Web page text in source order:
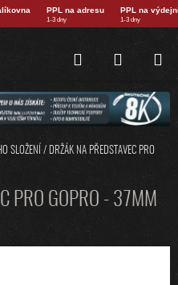
PPL na adresu PPL na
1-3 dny 1-3 dny
HLEDAT NÁKUPNÍ
KOŠÍK
SLOŽENÍ / DRŽÁK NA PŘEDSTAVEC PRO
PRO GOPRO - 37MM